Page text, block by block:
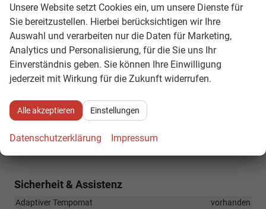
vorhanden
Vordersitze mit Höheneinstellung
vorhanden
Vordersitze, beheizbar
vorhanden
Infotainment & Kommunikation
Erweiterte Müdigkeitserkennung
Sicherheit & Assistenz
Adaptiver Tempomat vorhanden
Unsere Website setzt Cookies ein, um unsere Dienste für
Sie bereitzustellen. Hierbei berücksichtigen wir Ihre
Auswahl und verarbeiten nur die Daten für Marketing,
Analytics und Personalisierung, für die Sie uns Ihr
Einverständnis geben. Sie können Ihre Einwilligung
jederzeit mit Wirkung für die Zukunft widerrufen.
Alle akzeptieren Einstellungen
Datenschutzerklärung Impressum